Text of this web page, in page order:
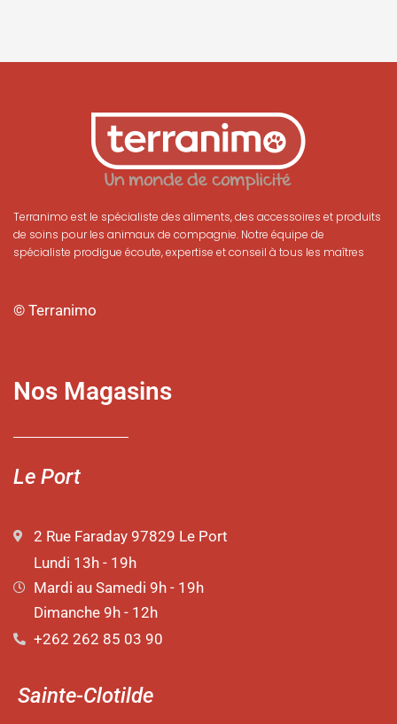
Terranimo est le spécialiste des aliments, des accessoires et produits
de soins pour les animaux de compagnie. Notre équipe de
spécialiste prodigue écoute, expertise et conseil à tous les maîtres
© Terranimo
Nos Magasins
Le Port
2 Rue Faraday 97829 Le Port
Lundi 13h - 19h
Mardi au Samedi 9h - 19h
Dimanche 9h - 12h
+262 262 85 03 90
Sainte-Clotilde